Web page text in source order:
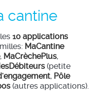
cantine
10 applications
MaCantine
, MaCrèchePlus,
(petite
, Pôle
(autres applications).